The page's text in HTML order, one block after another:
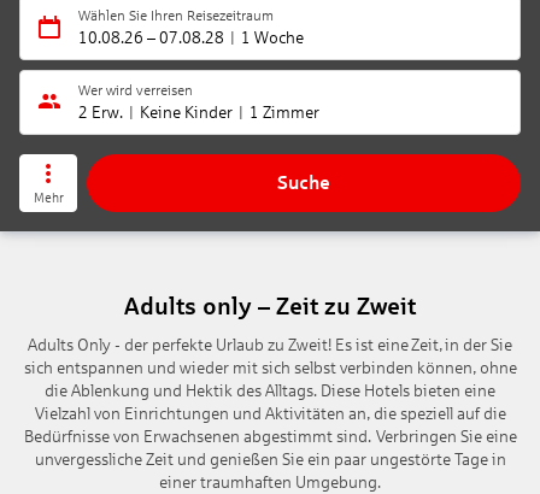
Wählen Sie Ihren Reisezeitraum
10.08.26 – 07.08.28 1 Woche
Wer wird verreisen
2 Erw. Keine Kinder 1 Zimmer
Mehr
Suche
Adults only – Zeit zu Zweit
Adults Only - der perfekte Urlaub zu Zweit! Es ist eine Zeit, in der Sie
sich entspannen und wieder mit sich selbst verbinden können, ohne
die Ablenkung und Hektik des Alltags. Diese Hotels bieten eine
Vielzahl von Einrichtungen und Aktivitäten an, die speziell auf die
Bedürfnisse von Erwachsenen abgestimmt sind. Verbringen Sie eine
unvergessliche Zeit und genießen Sie ein paar ungestörte Tage in
einer traumhaften Umgebung.